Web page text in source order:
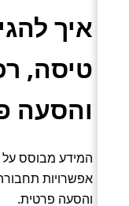
איך
טיסה,
והסעה
אפשרויות
והסעה פרטית.